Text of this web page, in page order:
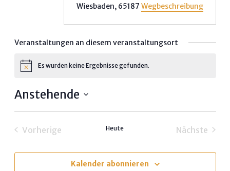
Wiesbaden, 65187 Wegbeschreibung
Veranstaltungen an diesem veranstaltungsort
HinweisEs wurden keine Ergebnisse gefunden.
Anstehende
Vorherige
Heute
Nächste
Kalender abonnieren